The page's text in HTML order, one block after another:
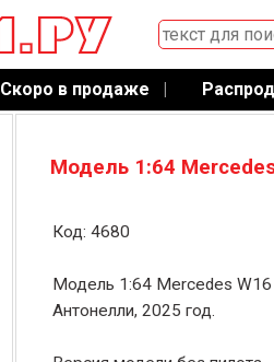
Скоро в продаже |
Модель 1:64
Код: 4680
Модель 1:64 Mercedes
Антонелли, 2025 год.